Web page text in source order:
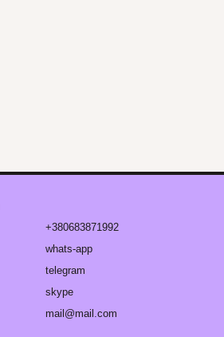
+380683871992
whats-app
telegram
skype
mail@mail.com